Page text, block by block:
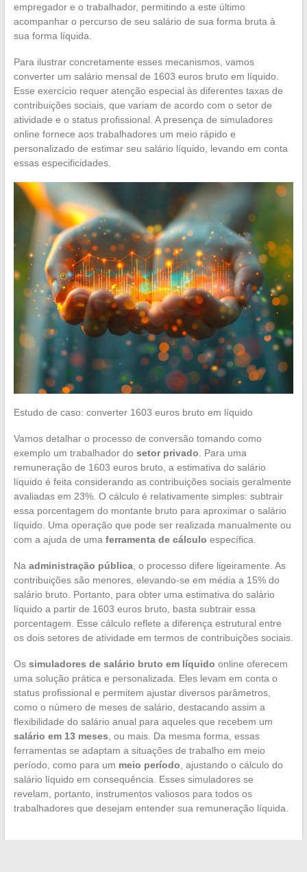
empregador e o trabalhador, permitindo a este último
acompanhar o percurso de seu salário de sua forma bruta à
sua forma líquida.
Para ilustrar concretamente esses mecanismos, vamos
converter um salário mensal de 1603 euros bruto em líquido.
Esse exercício requer atenção especial às diferentes taxas de
contribuições sociais, que variam de acordo com o setor de
atividade e o status profissional. A presença de simuladores
online fornece aos trabalhadores um meio rápido e
personalizado de estimar seu salário líquido, levando em conta
essas especificidades.
Estudo de caso: converter 1603 euros bruto em líquido
Vamos detalhar o processo de conversão tomando como
exemplo um trabalhador do setor privado . Para uma
remuneração de 1603 euros bruto, a estimativa do salário
líquido é feita considerando as contribuições sociais geralmente
avaliadas em 23%. O cálculo é relativamente simples: subtrair
essa porcentagem do montante bruto para aproximar o salário
líquido. Uma operação que pode ser realizada manualmente ou
com a ajuda de uma ferramenta de cálculo específica.
Na administração pública, o processo difere ligeiramente. As
contribuições são menores, elevando-se em média a 15% do
salário bruto. Portanto, para obter uma estimativa do salário
líquido a partir de 1603 euros bruto, basta subtrair essa
porcentagem. Esse cálculo reflete a diferença estrutural entre
os dois setores de atividade em termos de contribuições sociais.
Os simuladores de salário bruto em líquido online oferecem
uma solução prática e personalizada. Eles levam em conta o
status profissional e permitem ajustar diversos parâmetros,
como o número de meses de salário, destacando assim a
flexibilidade do salário anual para aqueles que recebem um
salário em 13 meses , ou mais. Da mesma forma, essas
ferramentas se adaptam a situações de trabalho em meio
período, como para um meio período , ajustando o cálculo do
salário líquido em consequência. Esses simuladores se
revelam, portanto, instrumentos valiosos para todos os
trabalhadores que desejam entender sua remuneração líquida.